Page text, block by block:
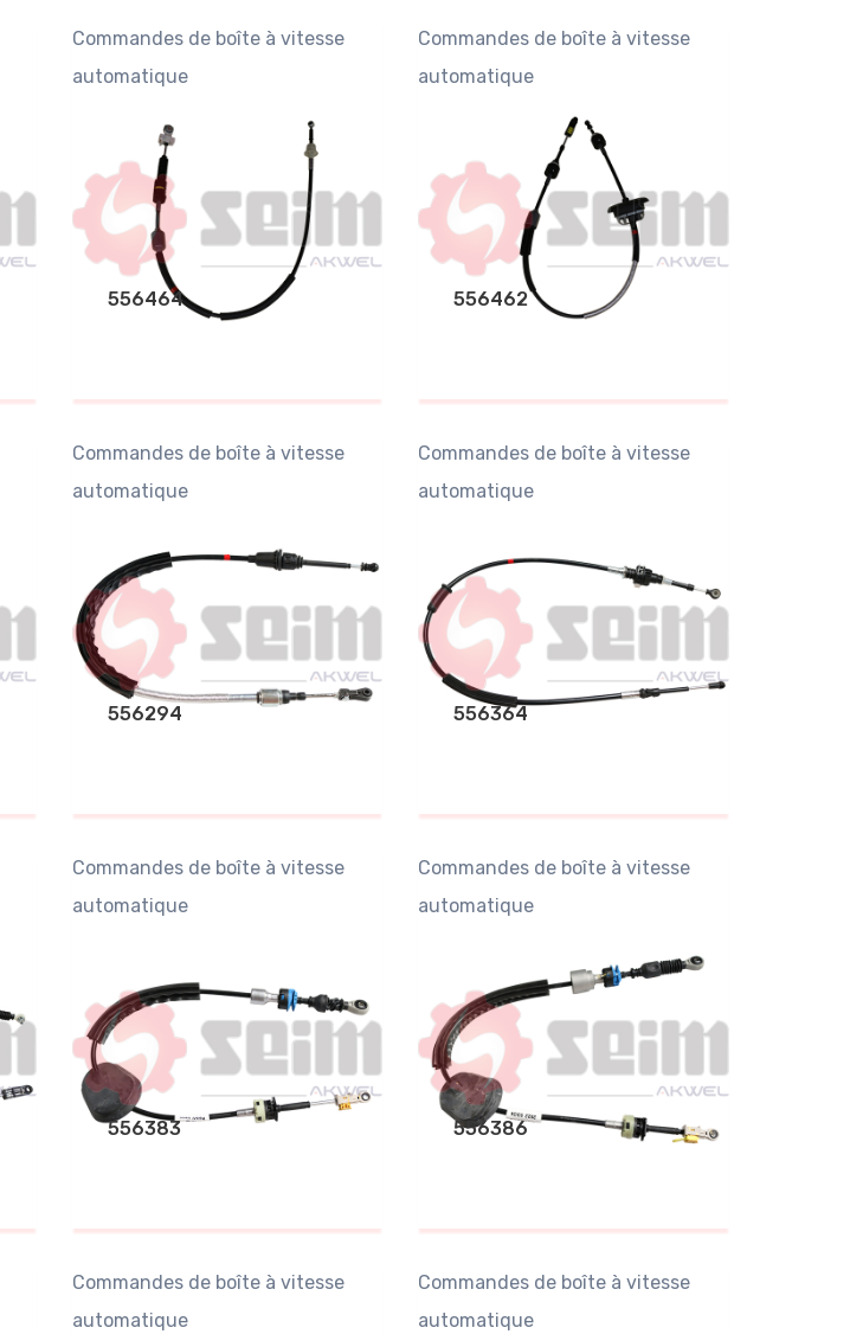
Commandes de boîte à vitesse
automatique
556464
Commandes de boîte à vitesse
automatique
556462
Commandes de boîte à vitesse
automatique
556294
Commandes de boîte à vitesse
automatique
556364
Commandes de boîte à vitesse
automatique
556383
Commandes de boîte à vitesse
automatique
556386
Commandes de boîte à vitesse
automatique
Commandes de boîte à vitesse
automatique